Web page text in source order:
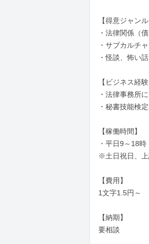
【得意ジャンル
・法律関係（
・サブカルチ
・怪談、怖い
【ビジネス経験
・法律事務所
・秘書技能検
【稼働時間】
・平日9～18時
※土日祝日、上
【費用】
1文字1.5円～
【納期】
要相談